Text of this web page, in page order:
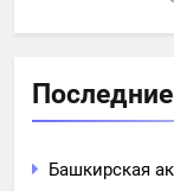
Башкирская